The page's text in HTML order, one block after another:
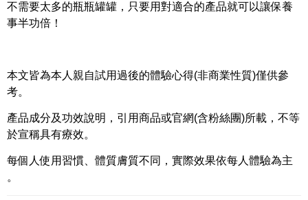
不需要太多的瓶瓶罐罐， 只要用對適合的產品就可以讓保養
事半功倍！
本文皆為本人親自試用過後的體驗心得(非商業性質)僅供參
考。
產品成分及功效說明，引用商品或官網(含粉絲團)所載，不等
於宣稱具有療效。
每個人使用習慣、體質膚質不同，實際效果依每人體驗為主
。